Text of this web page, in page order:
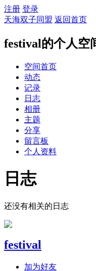
注册 登录
天海双子同盟 返回首页
festival的个人空
空间首页
动态
记录
日志
相册
主题
分享
留言板
个人资料
日志
还没有相关的日志
festival
加为好友